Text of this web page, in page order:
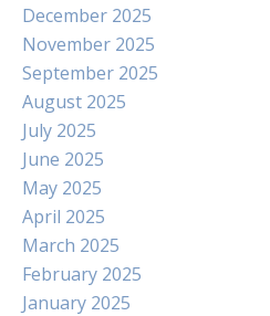
December 2025
November 2025
September 2025
August 2025
July 2025
June 2025
May 2025
April 2025
March 2025
February 2025
January 2025